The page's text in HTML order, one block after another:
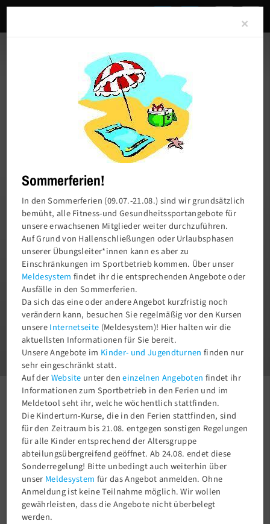
Charlottenburger Turn- und Sportverein von
1858 e.V.
1 3
Aktuelles
Newsroom
1. Leistungsriege, Berliner Mannschaftsmeisterschaften
×
Sommerferien!
In den Sommerferien (09.07.-21.08.) sind wir grundsätzlich
bemüht, alle Fitness-und Gesundheitssportangebote für
unsere erwachsenen Mitglieder weiter durchzuführen.
Auf Grund von Hallenschließungen oder Urlaubsphasen
unserer Übungsleiter*innen kann es aber zu
Einschränkungen im Sportbetrieb kommen. Über unser
Meldesystem findet ihr die entsprechenden Angebote oder
Ausfälle in den Sommerferien.
Da sich das eine oder andere Angebot kurzfristig noch
verändern kann, besuchen Sie regelmäßig vor den Kursen
unsereInternetseite (Meldesystem)! Hier halten wir die
aktuellsten Informationen für Sie bereit.
Unsere Angebote im Kinder- und Jugendturnen finden nur
sehr eingeschränkt statt.
Auf derWebsite unter deneinzelnen Angeboten findet ihr
Informationen zum Sportbetrieb in den Ferien und im
Meldetool seht ihr, welche wöchentlich stattfinden.
Die Kinderturn-Kurse, die in den Ferien stattfinden, sind
für den Zeitraum bis 21.08. entgegen sonstigen Regelungen
für alle Kinder entsprechend der Altersgruppe
abteilungsübergreifend geöffnet. Ab 24.08. endet diese
Sonderregelung! Bitte unbedingt auch weiterhin über
unser Meldesystem für das Angebot anmelden. Ohne
Anmeldung ist keine Teilnahme möglich. Wir wollen
gewährleisten, dass die Angebote nicht überbelegt
werden.